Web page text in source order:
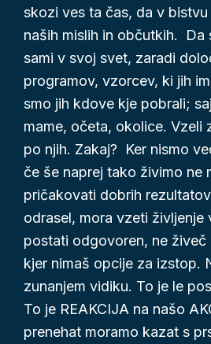
skozi ves ta čas, da v
naših mislih in občutkih. Da
sami v svoj svet, zaradi
programov, vzorcev, ki jih
smo jih kdove kje pobrali;
mame, očeta, okolice. Vzeli
po njih. Zakaj? Ker nismo
če še naprej tako živimo ne
pričakovati dobrih
odrasel, mora vzeti življenje
postati odgovoren, ne
kjer nimaš opcije za izstop.
zunanjem vidiku. To je le
To je REAKCIJA na našo
prenehat moramo kazat s